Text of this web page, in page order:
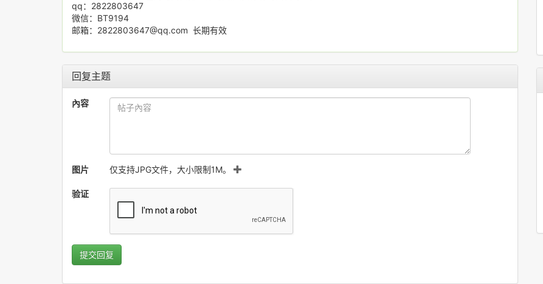
qq：2822803647
微信：BT9194
邮箱：2822803647@qq.com 长期有效
回复主题
內容
图片 仅支持JPG文件，大小限制1M。
验证
提交回复